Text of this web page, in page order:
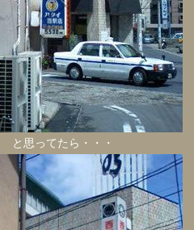
と思ってたら・・・